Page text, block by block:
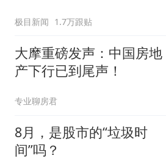
极目新闻 1.7万跟贴
大摩重磅发声：中国房地
产下行已到尾声！
专业聊房君
8月，是股市的“垃圾时
间”吗？